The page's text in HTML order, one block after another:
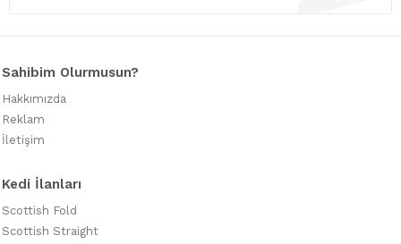
Sahibim Olurmusun?
Hakkımızda
Reklam
İletişim
Kedi İlanları
Scottish Fold
Scottish Straight